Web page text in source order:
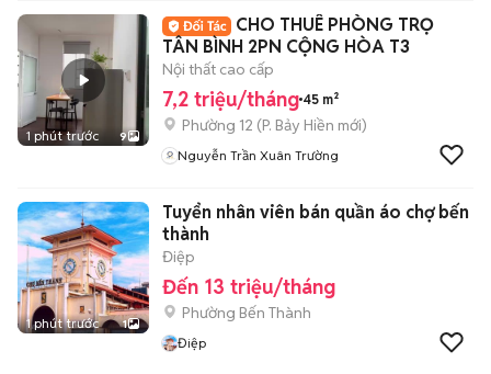
1 phút trước 9
CHO THUÊ PHÒNG TRỌ
TÂN BÌNH 2PN CỘNG HÒA T3
Nội thất cao cấp
7,2 triệu/tháng 45 m²
Phường 12 (P. Bảy Hiền mới)
Nguyễn Trần Xuân Trường
1 phút trước 1
Tuyển nhân viên bán quần áo chợ bến
thành
Điệp
Đến 13 triệu/tháng
Phường Bến Thành
Điệp